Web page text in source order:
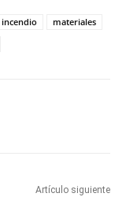
incendio
materiales
Artículo siguiente